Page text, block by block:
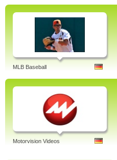
MLB Baseball
Motorvision Videos